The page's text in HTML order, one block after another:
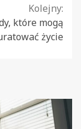
Kolejny:
które mogą
życie